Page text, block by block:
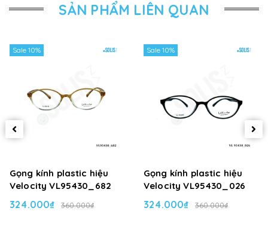
SẢN PHẨM LIÊN QUAN
Sale 10%
Gọng kính plastic hiệu
Velocity VL95430_682
324.000₫ 360.000₫
Sale 10%
Gọng kính plastic hiệu
Velocity VL95430_026
324.000₫ 360.000₫